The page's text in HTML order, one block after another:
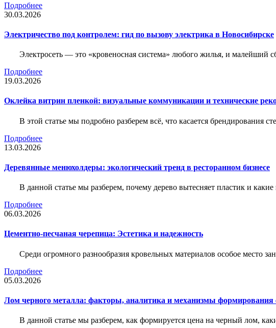
Подробнее
30.03.2026
Электричество под контролем: гид по вызову электрика в Новосибирске
Электросеть — это «кровеносная система» любого жилья, и малейший
Подробнее
19.03.2026
Оклейка витрин пленкой: визуальные коммуникации и технические
В этой статье мы подробно разберем всё, что касается брендирования
Подробнее
13.03.2026
Деревянные менюхолдеры: экологический тренд в ресторанном бизнесе
В данной статье мы разберем, почему дерево вытесняет пластик и
Подробнее
06.03.2026
Цементно-песчаная черепица: Эстетика и надежность
Среди огромного разнообразия кровельных материалов особое место
Подробнее
05.03.2026
Лом черного металла: факторы, аналитика и механизмы формирования
В данной статье мы разберем, как формируется цена на черный лом,